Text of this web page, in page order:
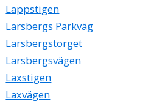
Lappstigen
Larsbergs Parkväg
Larsbergstorget
Larsbergsvägen
Laxstigen
Laxvägen